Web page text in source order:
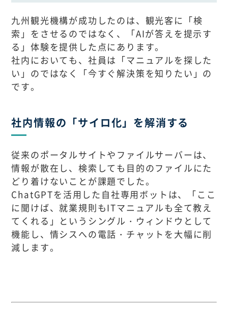
九州観光機構が成功したのは、観光客に「検
索」をさせるのではなく、「AIが答えを提示す
る」体験を提供した点にあります。
社内においても、社員は「マニュアルを探した
い」のではなく「今すぐ解決策を知りたい」の
です。
社内情報の「サイロ化」を解消する
従来のポータルサイトやファイルサーバーは、
情報が散在し、検索しても目的のファイルにた
どり着けないことが課題でした。
ChatGPTを活用した自社専用ボットは、「ここ
に聞けば、就業規則もITマニュアルも全て教え
てくれる」というシングル・ウィンドウとして
機能し、情シスへの電話・チャットを大幅に削
減します。